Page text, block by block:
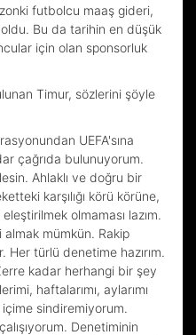
futbolcu maaş gideri,
Bu da tarihin en düşük
için olan sponsorluk
Timur, sözlerini şöyle
UEFA'sına
çağrıda bulunuyorum.
Ahlaklı ve doğru bir
karşılığı körü körüne,
olmaması lazım.
mümkün. Rakip
Her türlü denetime hazırım.
kadar herhangi bir şey
haftalarımı, aylarımı
içime sindiremiyorum.
Denetiminin